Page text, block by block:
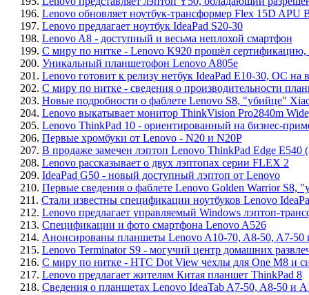
196. Lenovo обновляет ноутбук-трансформер Flex 15D APU
197. Lenovo предлагает ноутбук IdeaPad S20-30
198. Lenovo A8 - доступный и весьма неплохой смартфон
199. С миру по нитке - Lenovo K920 прошёл сертификацию,
200. Уникальный планшетофон Lenovo A805e
201. Lenovo готовит к релизу нетбук IdeaPad E10-30, ОС на
202. С миру по нитке - сведения о производительности
203. Новые подробности о фаблете Lenovo S8, "убийце"
204. Lenovo выкатывает монитор ThinkVision Pro2840m
205. Lenovo ThinkPad 10 - ориентированный на бизнес-
206. Первые хромбуки от Lenovo - N20 и N20P
207. В продаже замечен лэптоп Lenovo ThinkPad Edge E540
208. Lenovo рассказывает о двух лэптопах серии FLEX 2
209. IdeaPad G50 - новый доступный лэптоп от Lenovo
210. Первые сведения о фаблете Lenovo Golden Warrior S8,
211. Стали известны спецификации ноутбуков Lenovo
212. Lenovo предлагает управляемый Windows лэптоп-
213. Спецификации и фото смартфона Lenovo A526
214. Анонсированы планшеты Lenovo A10-70, A8-50, A7-50
215. Lenovo Terminator S9 - могучий центр домашних
216. С миру по нитке - HTC Dot View чехлы для One M8 и
217. Lenovo предлагает жителям Китая планшет ThinkPad 8
218. Сведения о планшетах Lenovo IdeaTab A7-50, A8-50 и